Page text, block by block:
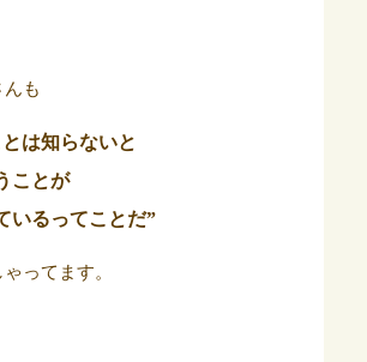
も
は知らないと
ことが
いるってことだ”
ってます。